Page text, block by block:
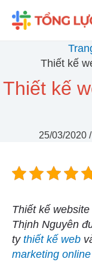
Thiết kế
Thiết kế
25/03/2020 /
Thiết kế
Thịnh Nguyên
ty thiết kế web
marketing online